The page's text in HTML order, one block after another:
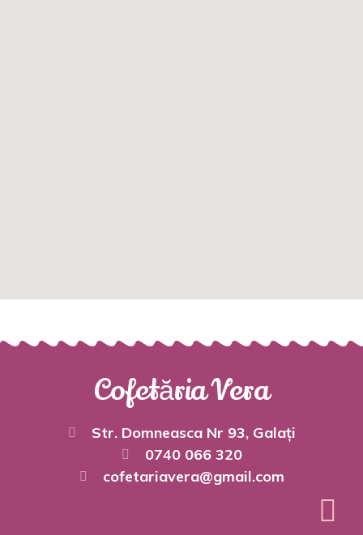
Cofetăria Vera
Str. Domneasca Nr 93, Galați
0740 066 320
cofetariavera@gmail.com